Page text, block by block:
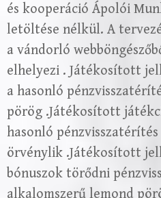
és kooperáció Ápolói
letöltése nélkül. A
a vándorló
elhelyezi . Játékosított
a hasonló
pörög .Játékosított
hasonló
örvénylik .Játékosított
bónuszok törődni
alkalomszerű lemond